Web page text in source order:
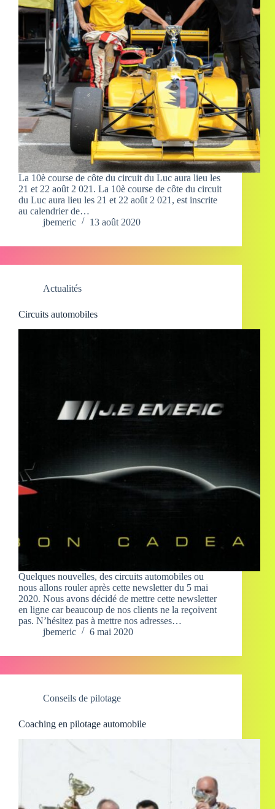
La 10è course de côte du circuit du Luc aura lieu les
21 et 22 août 2 021. La 10è course de côte du circuit
du Luc aura lieu les 21 et 22 août 2 021, est inscrite
au calendrier de…
jbemeric
13 août 2020
Actualités
Circuits automobiles
Quelques nouvelles, des circuits automobiles ou
nous allons rouler après cette newsletter du 5 mai
2020. Nous avons décidé de mettre cette newsletter
en ligne car beaucoup de nos clients ne la reçoivent
pas. N’hésitez pas à mettre nos adresses…
jbemeric
6 mai 2020
Conseils de pilotage
Coaching en pilotage automobile